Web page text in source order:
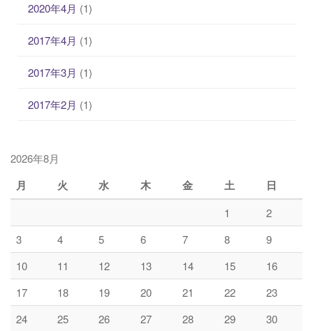
2020年4月 (1)
2017年4月 (1)
2017年3月 (1)
2017年2月 (1)
2026年8月
月 火 水 木 金 土 日
1
2
3
4 5 6 7 8
9
10
11 12 13 14 15
16
17
18 19 20 21 22
23
24
25 26 27 28 29 30